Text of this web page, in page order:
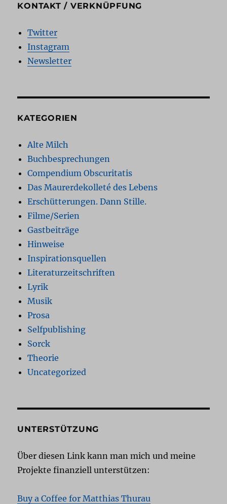
KONTAKT / VERKNÜPFUNG
Twitter
Instagram
Newsletter
KATEGORIEN
Alte Milch
Buchbesprechungen
Compendium Obscuritatis
Das Maurerdekolleté des Lebens
Erschütterungen. Dann Stille.
Filme/Serien
Gastbeiträge
Hinweise
Inspirationsquellen
Literaturzeitschriften
Lyrik
Musik
Prosa
Selfpublishing
Sorck
Theorie
Uncategorized
UNTERSTÜTZUNG
Über diesen Link kann man mich und meine
Projekte finanziell unterstützen:
Buy a Coffee for Matthias Thurau